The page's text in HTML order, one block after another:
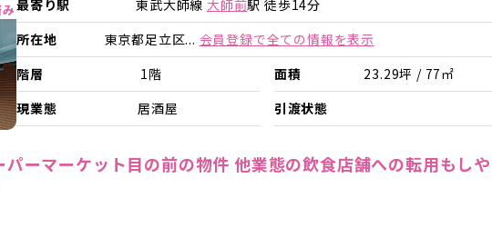
最寄り駅 東武大師線 大師前駅 徒歩14分
所在地
東京都足立区... 会員登録で全ての情報を表示
階層
1階 面積
23.29坪 / 77㎡
現業態
居酒屋 引渡状態
ーマーケット目の前の物件 他業態の飲食店舗への転用もし